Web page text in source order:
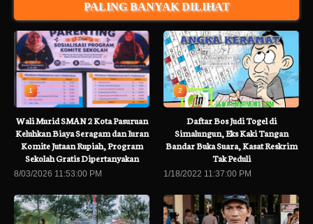
PALING BANYAK DILIHAT
1
Wali Murid SMAN 2 Kota Pasuruan
Keluhkan Biaya Seragam dan Iuran
Komite Jutaan Rupiah, Program
Sekolah Gratis Dipertanyakan
8/03/2026 11:53:00 PM
2
Daftar Bos Judi Togel di
Simalungun, Eks Kaki Tangan
Bandar Buka Suara, Kasat Reskrim
Tak Peduli
1/18/2022 11:37:00 PM